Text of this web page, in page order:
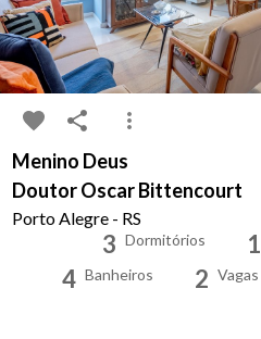
Menino Deus
Doutor Oscar Bittencourt
Porto Alegre - RS
3 Dormitórios 1
4 Banheiros 2 Vagas